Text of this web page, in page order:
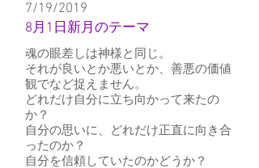
7/19/2019
8月1日新月のテーマ
魂の眼差しは神様と同じ。
それが良いとか悪いとか、善悪の価値
観でなど捉えません。
どれだけ自分に立ち向かって来たの
か？
自分の思いに、どれだけ正直に向き合
ったのか？
自分を信頼していたのかどうか？